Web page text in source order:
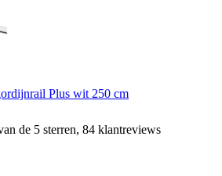
Plus wit 250 cm
de 5 sterren, 84 klantreviews